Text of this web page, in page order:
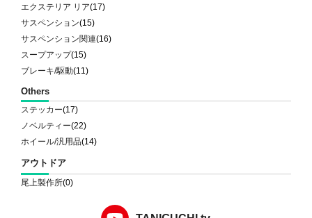
エクステリア リア(17)
サスペンション(15)
サスペンション関連(16)
スープアップ(15)
ブレーキ/駆動(11)
Others
ステッカー(17)
ノベルティー(22)
ホイール/汎用品(14)
アウトドア
尾上製作所(0)